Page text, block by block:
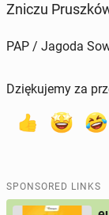
Zniczu
PAP / Jagoda
Dziękujemy za
SPONSORED LINKS